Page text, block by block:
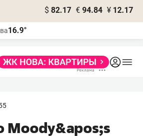
$ 82.17 € 94.84 ¥ 12.17
16.9°
Moody&apos;s